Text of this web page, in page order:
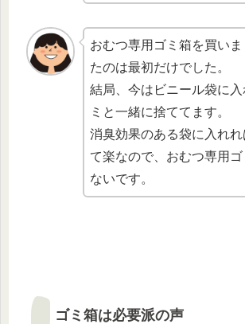
おむつ専用ゴミ箱を買い
たのは最初だけでした。
結局、今はビニール袋に
ミと一緒に捨ててます。
消臭効果のある袋に入れ
て楽なので、おむつ専用
ないです。
ゴミ箱は必要派の声